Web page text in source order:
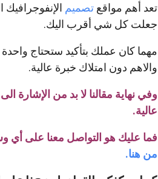
تعد أهم مواقع تصميم الإنفوجرافيك
جعلت كل شي أقرب اليك.
مهما كان عملك بتأكيد ستحتاج
والاهم دون امتلاك خبرة عالية.
وفي نهاية مقالنا لا بد من الإشارة
عالية.
فما عليك هو التواصل معنا على أي
من هنا.